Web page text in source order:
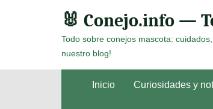
🐰 Conejo.info —
Todo sobre conejos mascota:
nuestro blog!
Inicio Curiosidades y